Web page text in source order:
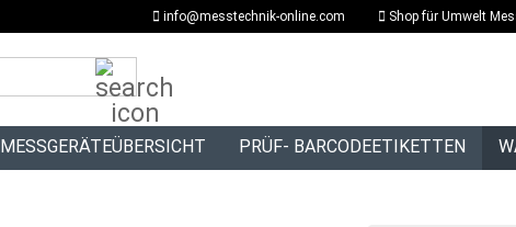
info@messtechnik-online.com Shop für Umwelt
MESSGERÄTEÜBERSICHT PRÜF- BARCODEETIKETTEN